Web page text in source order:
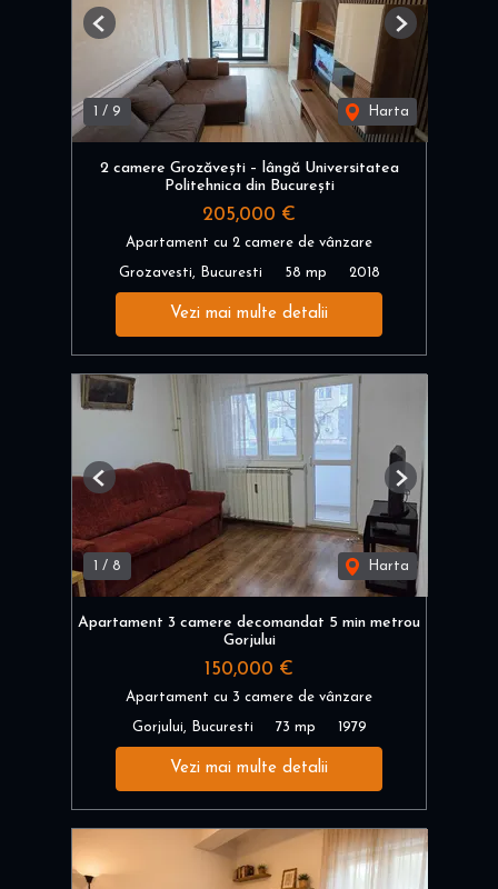
/ 9 Harta
Previous Next
2 camere Grozăvești – lângă Universitatea
Politehnica din București
205,000 €
Apartament cu 2 camere de vânzare
Grozavesti, Bucuresti 58 mp 2018
Vezi mai multe detalii
/ 8 Harta
Previous Next
Apartament 3 camere decomandat 5 min metrou
Gorjului
150,000 €
Apartament cu 3 camere de vânzare
Gorjului, Bucuresti 73 mp 1979
Vezi mai multe detalii